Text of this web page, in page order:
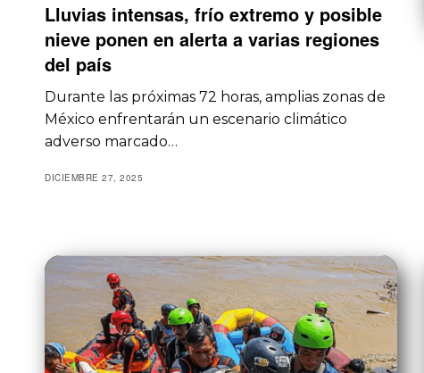
Lluvias intensas, frío extremo y posible
nieve ponen en alerta a varias regiones
del país
Durante las próximas 72 horas, amplias zonas de
México enfrentarán un escenario climático
adverso marcado…
DICIEMBRE 27, 2025